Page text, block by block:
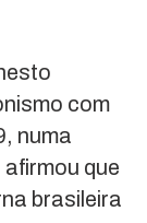
com
numa
que
brasileira